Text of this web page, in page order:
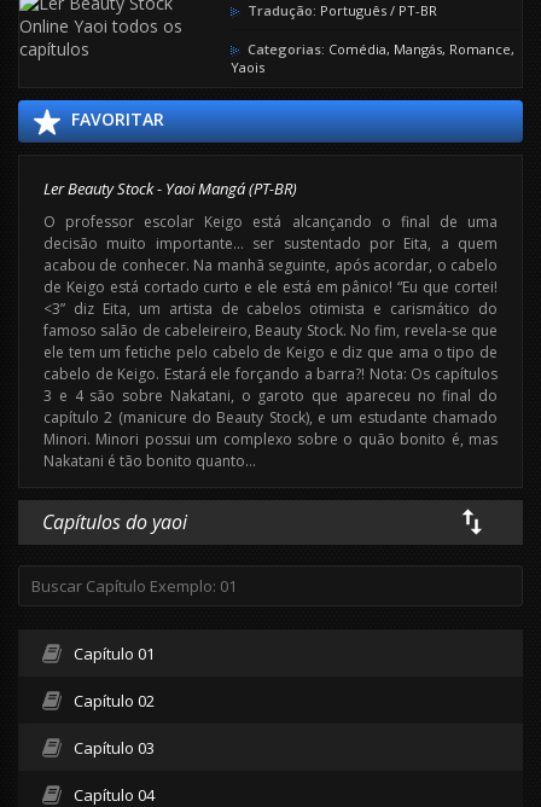
Tradução: Português / PT-BR
Categorias: Comédia, Mangás, Romance,
Yaois
FAVORITAR
Ler Beauty Stock - Yaoi Mangá (PT-BR)
O professor escolar Keigo está alcançando o final de uma
decisão muito importante… ser sustentado por Eita, a quem
acabou de conhecer. Na manhã seguinte, após acordar, o cabelo
de Keigo está cortado curto e ele está em pânico! “Eu que cortei!
<3” diz Eita, um artista de cabelos otimista e carismático do
famoso salão de cabeleireiro, Beauty Stock. No fim, revela-se que
ele tem um fetiche pelo cabelo de Keigo e diz que ama o tipo de
cabelo de Keigo. Estará ele forçando a barra?! Nota: Os capítulos
3 e 4 são sobre Nakatani, o garoto que apareceu no final do
capítulo 2 (manicure do Beauty Stock), e um estudante chamado
Minori. Minori possui um complexo sobre o quão bonito é, mas
Nakatani é tão bonito quanto…
Capítulos do yaoi
Capítulo 01
Capítulo 02
Capítulo 03
Capítulo 04